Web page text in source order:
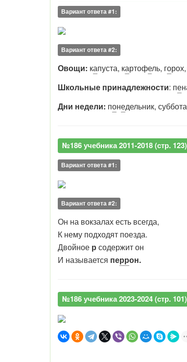
Вариант ответа #1:
Вариант ответа #2:
Овощи: капуста, картофель, го
Школьные принадлежности: пе
Дни недели: понедельник,
№186 учебника 2011-2018 (стр.
Вариант ответа #1:
Вариант ответа #2:
Он на вокзалах есть всегда,
К нему подходят поезда.
Двойное р содержит он
И называется перрон.
№186 учебника 2023-2024 (стр.